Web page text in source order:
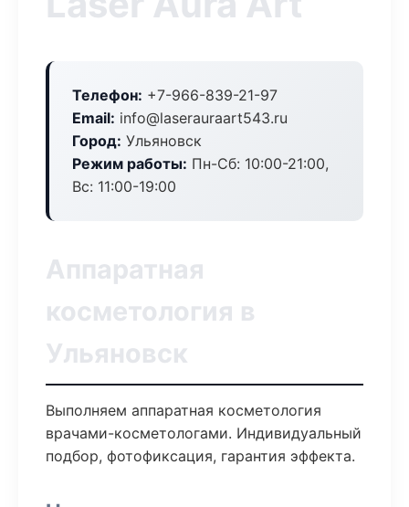
Телефон: +7-966-839-21-97
Email: info@laserauraart543.ru
Город: Ульяновск
Режим работы: Пн-Сб: 10:00-21:00,
Вс: 11:00-19:00
Аппаратная
косметология в
Ульяновск
Выполняем аппаратная косметология
врачами-косметологами. Индивидуальный
подбор, фотофиксация, гарантия эффекта.